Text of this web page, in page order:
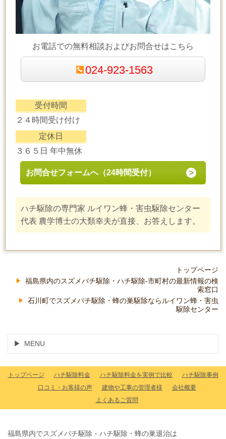
お電話での無料相談およびお問合せはこちら
024-923-1563
受付時間
２４時間受け付け
定休日
３６５日 年中無休
お問合せフォームへ（24時間受付）
ハチ駆除の専門家 ルイワン蜂・害虫駆除センター
代表 農学博士の大類幸夫が直接、お答えします。
トップページ
福島県内のスズメバチ駆除・ハチ駆除-市町村の最新情報の検
索窓口
石川町でスズメバチ駆除・蜂の巣駆除ならルイワン蜂・害虫
駆除センター
MENU
トップページ ハチ駆除料金 ハチ駆除料金を実例で比較
ハチ駆除事例
口コミ・お客様の声
建物や工事の管理者様
会社概要
よくあるご質問
福島県内でスズメバチ駆除・ハチ駆除・蜂の巣退治は